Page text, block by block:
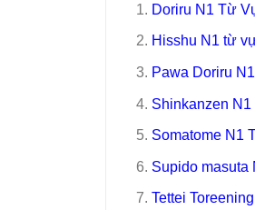
Doriru N1 Từ
Hisshu N1 từ
Pawa Doriru N1
Shinkanzen
Somatome N1
Supido masuta
Tettei